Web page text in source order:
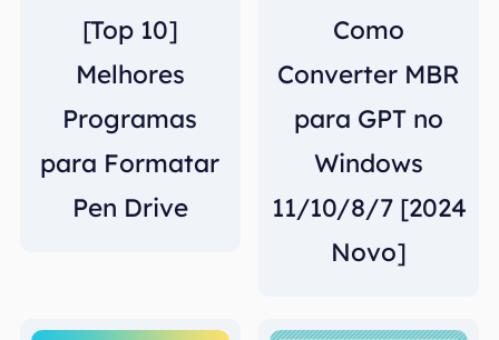
[Top 10]
Melhores
Programas
para Formatar
Pen Drive
Como
Converter MBR
para GPT no
Windows
11/10/8/7 [2024
Novo]